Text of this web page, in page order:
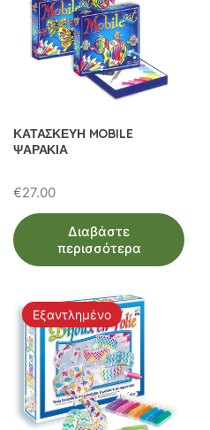
ΚΑΤΑΣΚΕΥΗ MOBILE
ΨΑΡΑΚΙΑ
€27.00
Διαβάστε
περισσότερα
Εξαντλημένο